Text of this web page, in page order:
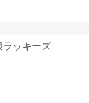
ッキーズ